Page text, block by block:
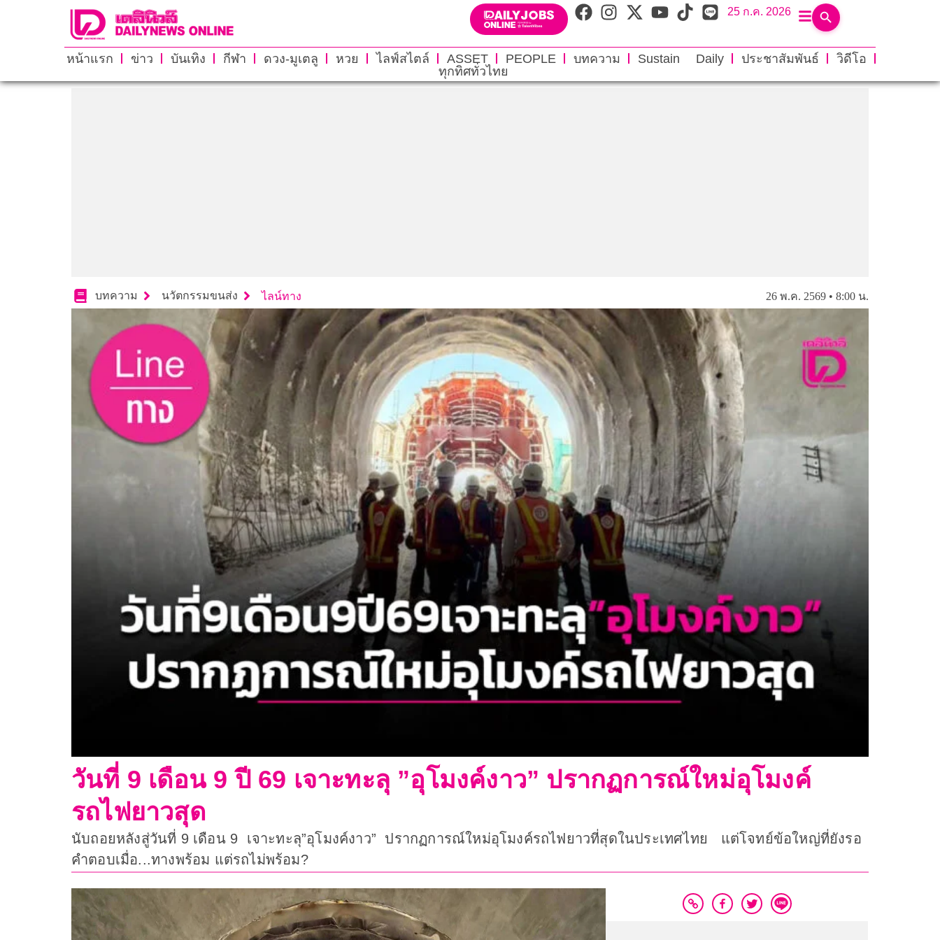
25 ก.ค. 2026
หน้าแรก ข่าว บันเทิง กีฬา ดวง-มูเตลู หวย ไลฟ์สไตล์ ASSET PEOPLE บทความ Sustain Daily ประชาสัมพันธ์
วิดีโอ
ทุกทิศทั่วไทย
บทความ นวัตกรรมขนส่ง ไลน์ทาง 26 พ.ค. 2569 • 8:00 น.
วันที่ 9 เดือน 9 ปี 69 เจาะทะลุ ”อุโมงค์งาว” ปรากฏการณ์ใหม่อุโมงค์
รถไฟยาวสุด
นับถอยหลังสู่วันที่ 9 เดือน 9 เจาะทะลุ”อุโมงค์งาว” ปรากฏการณ์ใหม่อุโมงค์รถไฟยาวที่สุดในประเทศไทย แต่โจทย์ข้อใหญ่ที่ยังรอ
คำตอบเมื่อ...ทางพร้อม แต่รถไม่พร้อม?